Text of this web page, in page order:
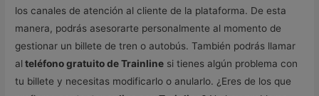
los canales de atención al cliente de la plataforma. De esta
manera, podrás asesorarte personalmente al momento de
gestionar un billete de tren o autobús. También podrás llamar
al teléfono gratuito de Trainline si tienes algún problema con
tu billete y necesitas modificarlo o anularlo. ¿Eres de los que